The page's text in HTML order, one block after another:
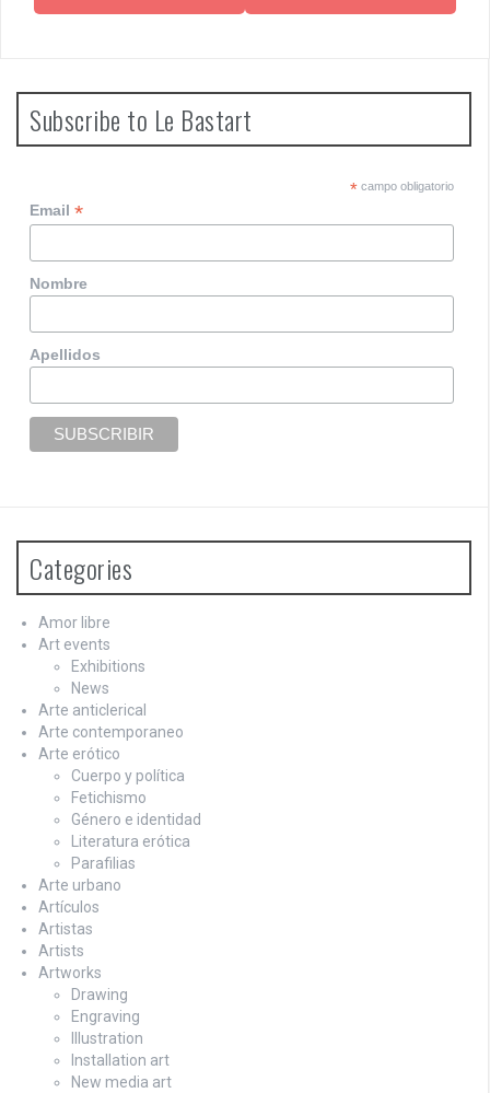
t
s
n
a
v
i
g
a
t
i
n
Subscribe to Le Bastart
*campo obligatorio
Email*
Nombre
Apellidos
Categories
Amor libre
Art events
Exhibitions
News
Arte anticlerical
Arte contemporaneo
Arte erótico
Cuerpo y política
Fetichismo
Género e identidad
Literatura erótica
Parafilias
Arte urbano
Artículos
Artistas
Artists
Artworks
Drawing
Engraving
Illustration
Installation art
New media art